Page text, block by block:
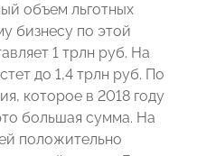
объем льготных
бизнесу по этой
1 трлн руб. На
до 1,4 трлн руб. По
которое в 2018 году
большая сумма. На
положительно